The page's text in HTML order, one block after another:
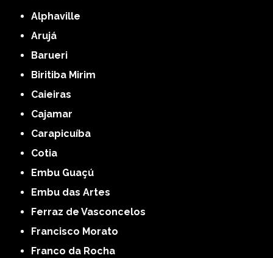
Alphaville
Arujá
Barueri
Biritiba Mirim
Caieiras
Cajamar
Carapicuíba
Cotia
Embu Guaçú
Embu das Artes
Ferraz de Vasconcelos
Francisco Morato
Franco da Rocha